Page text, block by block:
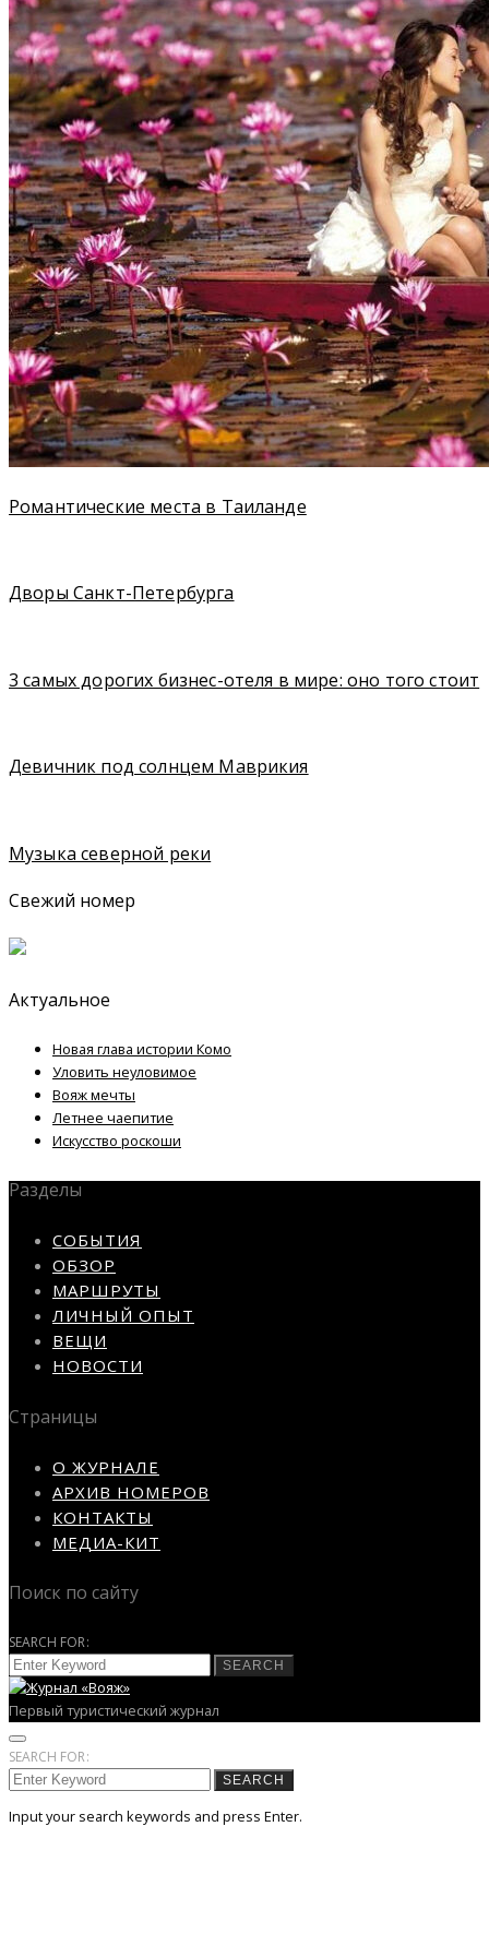
Романтические места в Таиланде
Дворы Санкт-Петербурга
3 самых дорогих бизнес-отеля в мире: оно того стоит
Девичник под солнцем Маврикия
Музыка северной реки
Свежий номер
Актуальное
Новая глава истории Комо
Уловить неуловимое
Вояж мечты
Летнее чаепитие
Искусство роскоши
Разделы
СОБЫТИЯ
ОБЗОР
МАРШРУТЫ
ЛИЧНЫЙ ОПЫТ
ВЕЩИ
НОВОСТИ
Страницы
О ЖУРНАЛЕ
АРХИВ НОМЕРОВ
КОНТАКТЫ
МЕДИА-КИТ
Поиск по сайту
SEARCH FOR:
SEARCH
Первый туристический журнал
SEARCH FOR:
SEARCH
Input your search keywords and press Enter.